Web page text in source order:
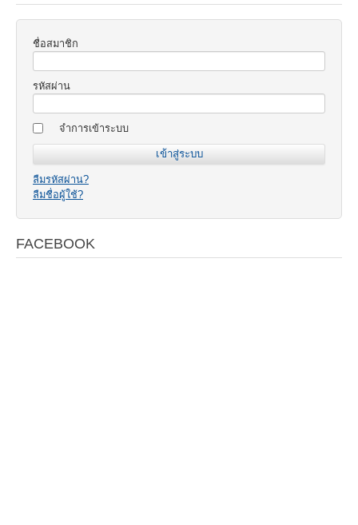
ชื่อสมาชิก
รหัสผ่าน
จำการเข้าระบบ
ลืมรหัสผ่าน?
ลืมชื่อผู้ใช้?
FACEBOOK